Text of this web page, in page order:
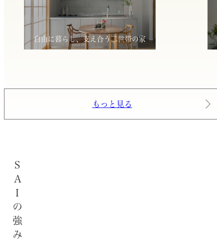
自由に暮らし、支え合う二世帯の家
もっと見る
SAIの強み